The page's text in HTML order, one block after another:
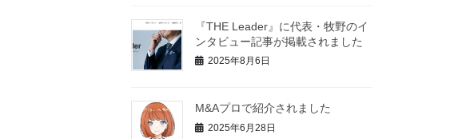
『THE Leader』に代表・牧野のイ
ンタビュー記事が掲載されました
2025年8月6日
M&Aプロで紹介されました
2025年6月28日